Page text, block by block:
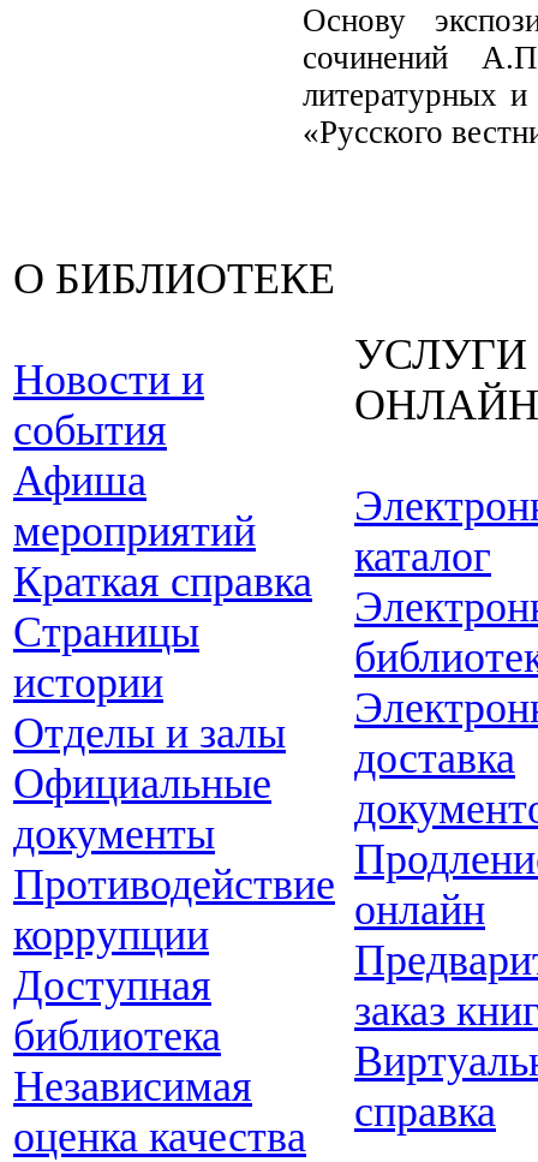
Основу
сочинений
литературных
«Русского
О БИБЛИОТЕКЕ
Новости и
события
Афиша
мероприятий
Краткая справка
Страницы
истории
Отделы и залы
Официальные
документы
Противодействие
коррупции
Доступная
библиотека
Независимая
оценка качества
УСЛУГИ
ОНЛАЙН
каталог
доставка
онлайн
заказ
справка